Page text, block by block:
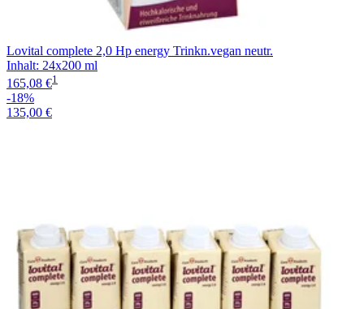
Lovital complete 2,0 Hp energy Trinkn.vegan neutr.
Inhalt: 24x200 ml
165,08 €1
-18%
135,00 €